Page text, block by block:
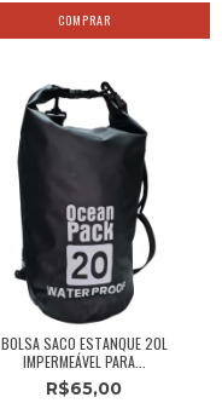
COMPRAR
BOLSA SACO ESTANQUE 20L
IMPERMEÁVEL PARA...
R$65,00